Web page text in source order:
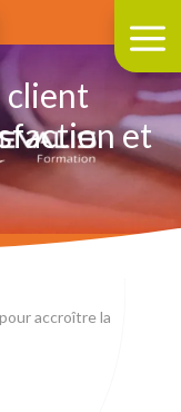
client
et
accroître la